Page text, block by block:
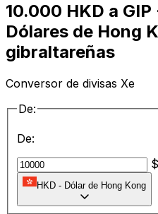
10.000 HKD a
Dólares de Hong
gibraltareñas
Conversor de divisas Xe
De:
De:
$
HKD - Dólar de Hong Kong